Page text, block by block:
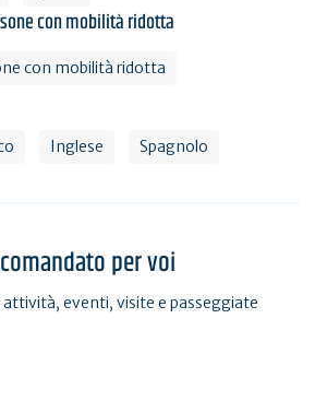
con mobilità ridotta
con mobilità ridotta
Inglese Spagnolo
per voi
eventi, visite e passeggiate